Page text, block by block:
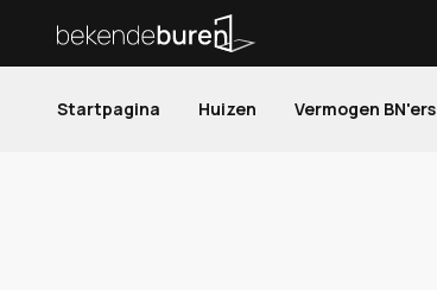
Startpagina Huizen Vermogen BN'ers